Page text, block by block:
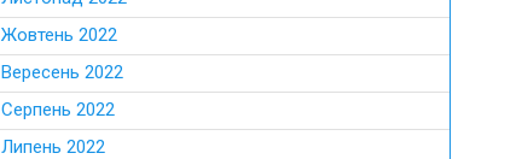
Жовтень 2022
Вересень 2022
Серпень 2022
Липень 2022